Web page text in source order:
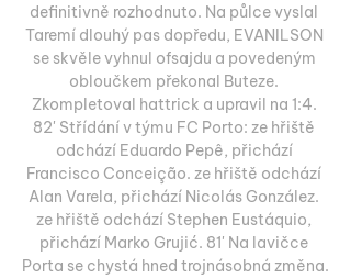
definitivně rozhodnuto. Na půlce vyslal
Taremí dlouhý pas dopředu, EVANILSON
se skvěle vyhnul ofsajdu a povedeným
obloučkem překonal Buteze.
Zkompletoval hattrick a upravil na 1:4.
82' Střídání v týmu FC Porto: ze hřiště
odchází Eduardo Pepê, přichází
Francisco Conceição. ze hřiště odchází
Alan Varela, přichází Nicolás González.
ze hřiště odchází Stephen Eustáquio,
přichází Marko Grujić. 81' Na lavičce
Porta se chystá hned trojnásobná změna.